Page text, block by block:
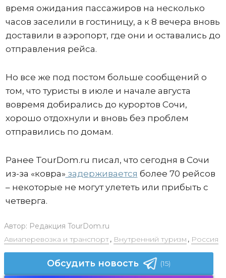
время ожидания пассажиров на несколько
часов заселили в гостиницу, а к 8 вечера вновь
доставили в аэропорт, где они и оставались до
отправления рейса.
Но все же под постом больше сообщений о
том, что туристы в июле и начале августа
вовремя добирались до курортов Сочи,
хорошо отдохнули и вновь без проблем
отправились по домам.
Ранее TourDom.ru писал, что сегодня в Сочи
из-за «ковра» задерживается более 70 рейсов
– некоторые не могут улететь или прибыть с
четверга.
Автор: Редакция TourDom.ru
Авиаперевозка и транспорт, Внутренний туризм , Россия
Обсудить новость (15)